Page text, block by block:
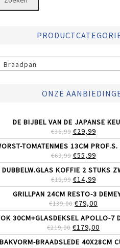
Braadpan
ONZE
DE BIJBEL VAN DE JAPANSE
€36,99
PRIJS
WAS:
€36,99.
€29,99HUIDIGE
PRIJS
IS:
€29,99.
TOMATENMES 13CM PROF.S.
€69,99
PRIJS
WAS:
€69,99.
€55,99HUIDIGE
PRIJS
IS:
€55,99.
DUBBELW.GLAS KOFFIE 2 STUKS
€19,99
PRIJS
WAS:
€19,99.
€14,99HUIDIGE
PRIJS
IS:
€14,99.
GRILLPAN 24CM RESTO-3
€139,00
PRIJS
WAS:
€139,00.
€79,00
PRIJS
IS:
€79,00.
30CM+GLASDEKSEL APOLLO-7
€219,00
PRIJS
WAS:
€179,00
PRIJS
IS:
BAKVORM-BRAADSLEDE 40X28CM